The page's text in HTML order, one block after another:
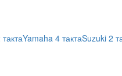
Yamaha 4 тактаSuzuki 2